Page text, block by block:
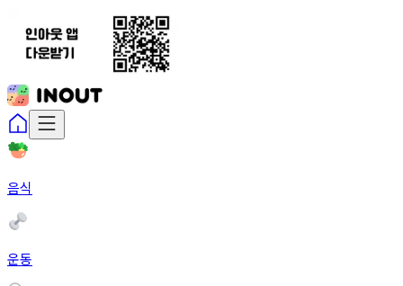
음식
운동